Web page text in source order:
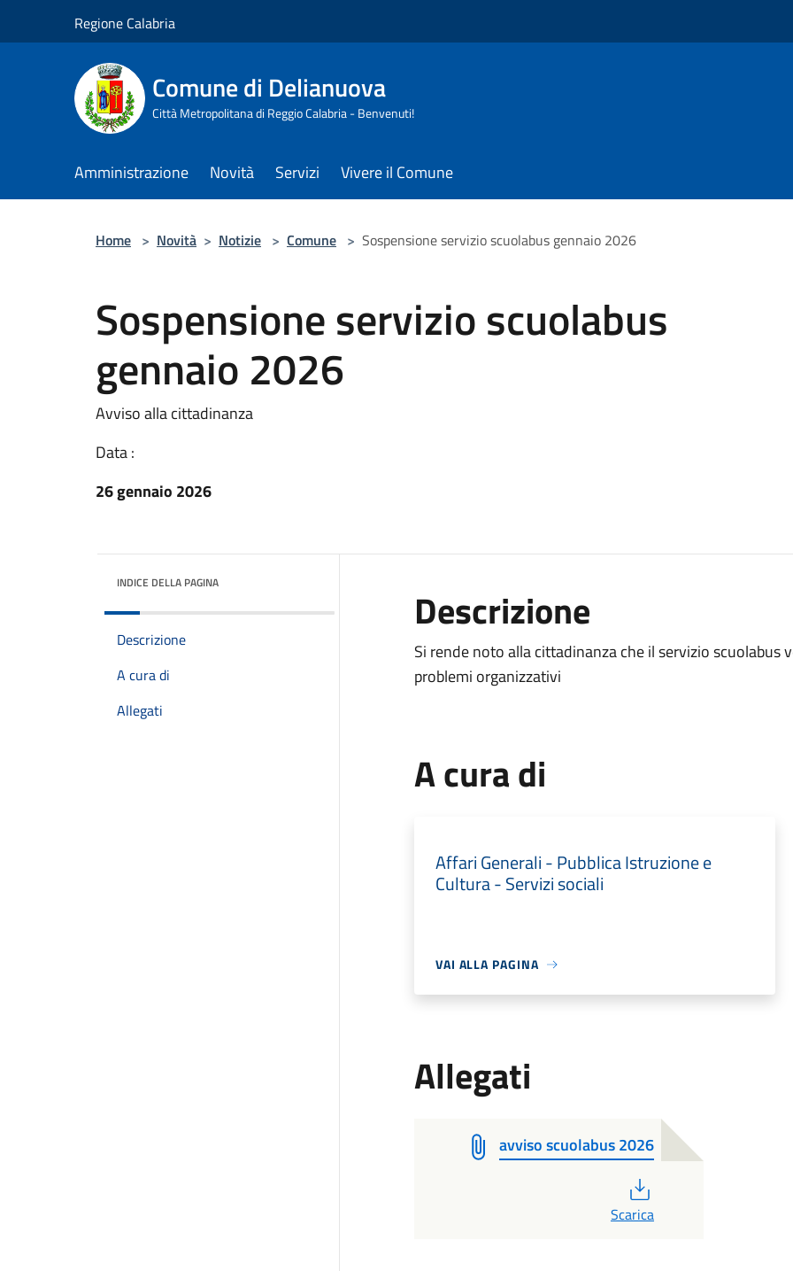
Regione Calabria
Comune di Delianuova
Città Metropolitana di Reggio Calabria - Benvenuti!
Amministrazione Novità Servizi Vivere il Comune
Home > Novità > Notizie > Comune > Sospensione servizio scuolabus gennaio 2026
Sospensione servizio scuolabus
gennaio 2026
Avviso alla cittadinanza
Data :
26 gennaio 2026
INDICE DELLA PAGINA
Descrizione
A cura di
Allegati
Descrizione
Si rende noto alla cittadinanza che il servizio scuolabus
problemi organizzativi
A cura di
Affari Generali - Pubblica Istruzione e
Cultura - Servizi sociali
VAI ALLA PAGINA
Allegati
avviso scuolabus 2026
Scarica